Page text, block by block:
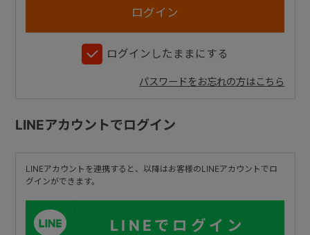
ログインしたままにする
パスワードをお忘れの方はこちら
LINEアカウントでログイン
LINEアカウントを連携すると、以降はお客様のLINEアカウントでロ
グインができます。
LINEでログイン